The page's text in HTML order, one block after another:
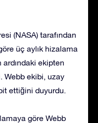
(NASA) tarafından
üç aylık hizalama
ekipten
Webb ekibi, uzay
ettiğini duyurdu.
göre Webb